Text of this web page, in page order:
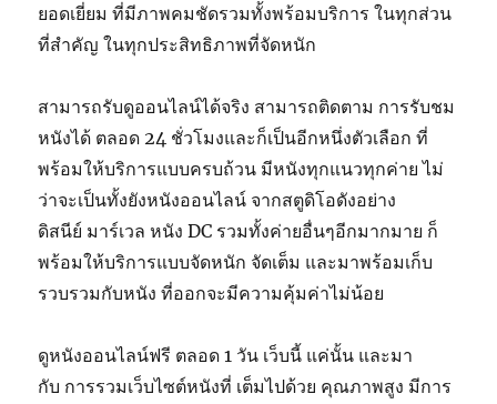
ยอดเยี่ยม ที่มีภาพคมชัดรวมทั้งพร้อมบริการ ในทุกส่วน
ที่สำคัญ ในทุกประสิทธิภาพที่จัดหนัก
สามารถรับดูออนไลน์ได้จริง สามารถติดตาม การรับชม
หนังได้ ตลอด 24 ชั่วโมงและก็เป็นอีกหนึ่งตัวเลือก ที่
พร้อมให้บริการแบบครบถ้วน มีหนังทุกแนวทุกค่าย ไม่
ว่าจะเป็นทั้งยังหนังออนไลน์ จากสตูดิโอดังอย่าง
ดิสนีย์ มาร์เวล หนัง DC รวมทั้งค่ายอื่นๆอีกมากมาย ก็
พร้อมให้บริการแบบจัดหนัก จัดเต็ม และมาพร้อมเก็บ
รวบรวมกับหนัง ที่ออกจะมีความคุ้มค่าไม่น้อย
ดูหนังออนไลน์ฟรี ตลอด 1 วัน เว็บนี้ แค่นั้น และมา
กับ การรวมเว็บไซต์หนังที่ เต็มไปด้วย คุณภาพสูง มีการ